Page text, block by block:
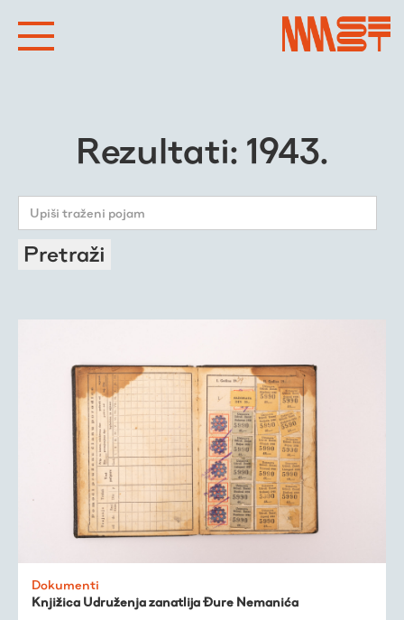
Rezultati: 1943.
Pretraži
Dokumenti
Knjižica Udruženja zanatlija Đure Nemanića